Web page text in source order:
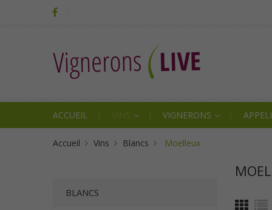
ACCUEIL VIGNERONS
Accueil Vins Blancs Moelleux
BLANCS